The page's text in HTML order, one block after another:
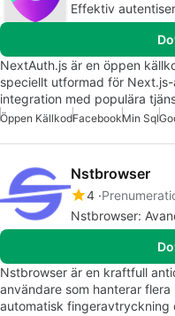
Effektiv
NextAuth.js är en öppen
speciellt utformad för
integration med populära
Öppen KällkodFacebookMin Sql
Nstbrowser
4
Nstbrowser:
Nstbrowser är en kraftfull
användare som hanterar
automatisk fingeravtryckning